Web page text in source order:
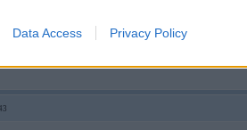
Data Access Privacy Policy